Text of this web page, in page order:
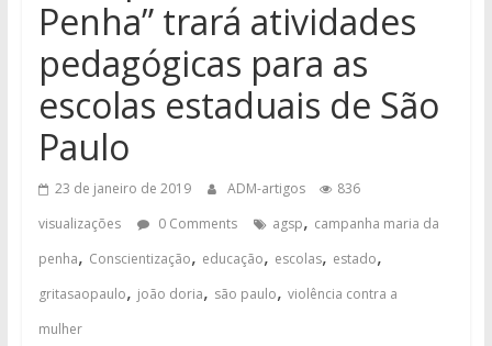
Penha” trará atividades
pedagógicas para as
escolas estaduais de São
Paulo
23 de janeiro de 2019 ADM-artigos
836
visualizações
0 Comments agsp, campanha maria da
penha, Conscientização, educação, escolas, estado,
gritasaopaulo, joão doria, são paulo, violência contra a
mulher